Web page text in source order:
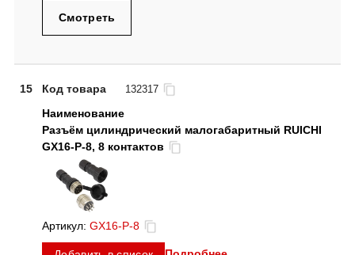
Смотреть
15 Код товара 132317
Разъём цилиндрический малогабаритный RUICHI
GX16-P-8, 8 контактов
Артикул: GX16-P-8